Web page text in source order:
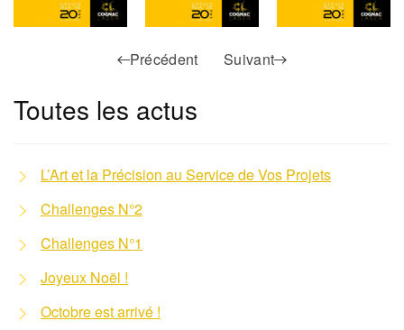
Précédent Suivant
Toutes les actus
L’Art et la Précision au Service de Vos Projets
Challenges N°2
Challenges N°1
Joyeux Noël !
Octobre est arrivé !